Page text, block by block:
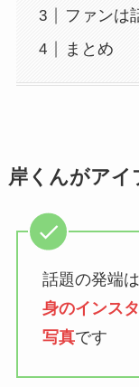
ファンは
まとめ
岸くんがアイ
話題の発端は
身のインス
写真です